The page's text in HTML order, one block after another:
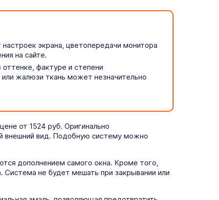
экрана, цветопередачи монитора
на сайте.
фактуре и степени
жалюзи ткань может незначительно
от 1524 руб. Оригинально
внешний вид. Подобную систему можно
дополнением самого окна. Кроме того,
не будет мешать при закрывании или